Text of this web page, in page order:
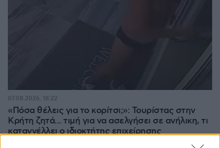
«Πόσα θέλεις για το κορίτσι;»: Τουρίστας στην
Κρήτη ζητά... τιμή για να ασελγήσει σε ανήλικη, τι
καταγγέλλει ο ιδιοκτήτης επιχείρησης
07.08.2026, 18:22